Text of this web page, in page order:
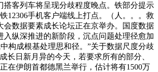
客列车将呈现分歧程度晚点。铁部分提示
12306手机客户端线上打点。（人。。。救
数据要素成长论坛正在京举办。国度数据
纵深推进的新阶段，沉点问题处理径愈加
构成根基处理思和径。”关于数据尺度分歧
日新月异的今天，若要求所有的部分、
在伊朗首都德黑兰举行，估计将有1500万